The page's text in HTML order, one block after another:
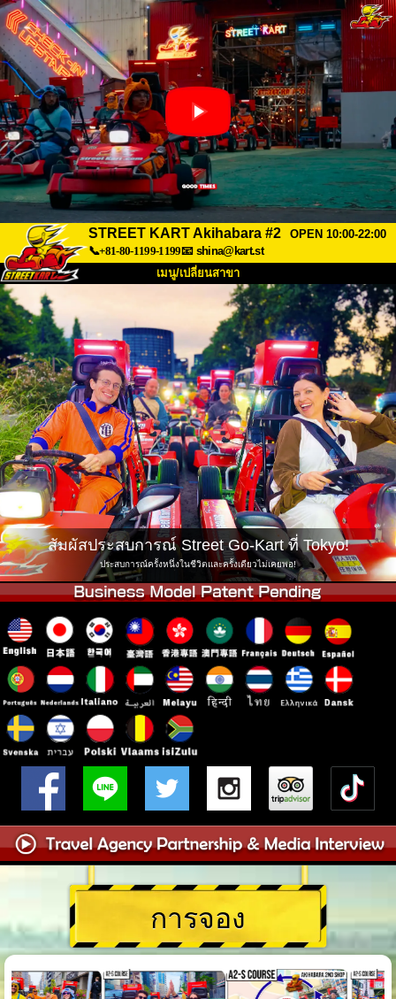
STREET KART Akihabara #2
OPEN 10:00-22:00
📞+81-80-1199-1199📧 shina@kart.st
เมนู/เปลี่ยนสาขา
เกี่ยวกับ สเปค ราคา
การเข้าถึง เสียงจากผู้ใช้ คำถามที่พบบ่อย
บริษัท การจอง
เปลี่ยนสาขา
Tokyo Shinagawa Tokyo Akihabara#1
Tokyo Akihabara#2 Tokyo Shibuya
Tokyo Shibuya Annex Tokyo Bay
Tokyo Asakusa Osaka
Okinawa
สัมผัสประสบการณ์ Street Go-Kart ที่ Tokyo!
ประสบการณ์ครั้งหนึ่งในชีวิตและครั้งเดียวไม่เคยพอ!
การจอง